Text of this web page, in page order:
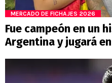
MERCADO DE FICHAJES 2026
Fue campeón en un
Argentina y jugará